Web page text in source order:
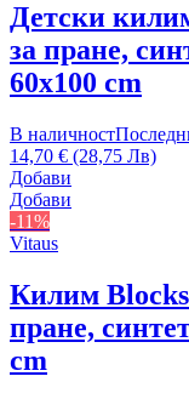
Детски
за пране,
60x100 cm
В наличност
14,70 € (28,75 Лв)
Добави
Добави
-11%
Vitaus
Килим
пране,
cm